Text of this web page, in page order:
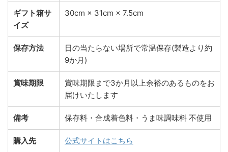
ギフト箱サ
イズ
30cm × 31cm × 7.5cm
保存方法
日の当たらない場所で常温保存(製造より約
9か月)
賞味期限
賞味期限まで3か月以上余裕のあるものをお
届けいたします
備考 保存料・合成着色料・うま味調味料 不使用
購入先 公式サイトはこちら